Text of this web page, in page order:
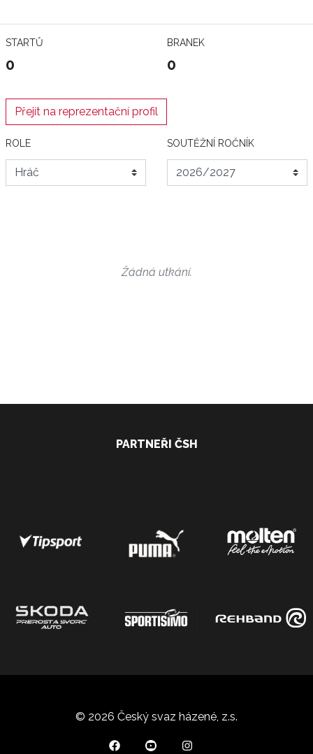
STARTŮ
0
BRANEK
0
Přejít na reprezentační profil
ROLE SOUTĚŽNÍ ROČNÍK
Žádná utkání.
PARTNEŘI ČSH
© 2026 Český svaz házené, z.s.